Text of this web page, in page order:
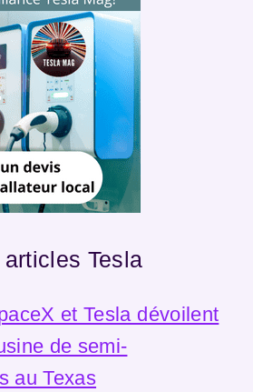
Tesla
et Tesla dévoilent
de semi-
au Texas